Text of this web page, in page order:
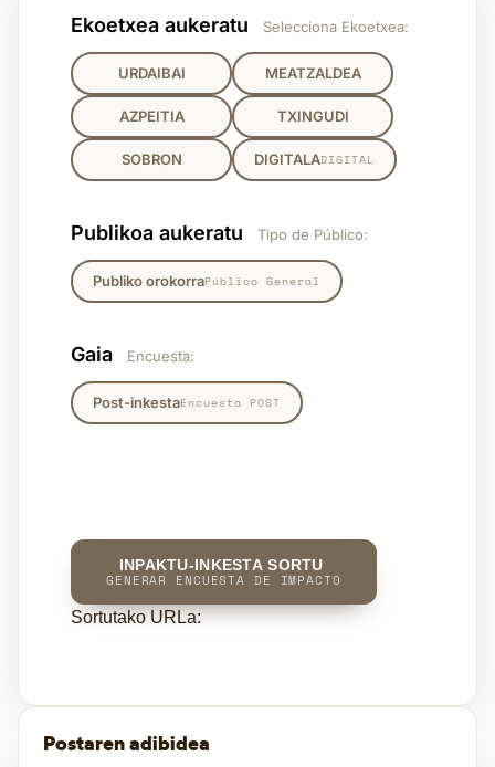
Ekoetxea aukeratu Selecciona Ekoetxea:
URDAIBAI MEATZALDEA
AZPEITIA TXINGUDI
SOBRON DIGITALADIGITAL
Publikoa aukeratu Tipo de Público:
Publiko orokorraPúblico General
Gaia Encuesta:
Post-inkestaEncuesta POST
INPAKTU-INKESTA SORTU
GENERAR ENCUESTA DE IMPACTO
Sortutako URLa:
Postaren adibidea